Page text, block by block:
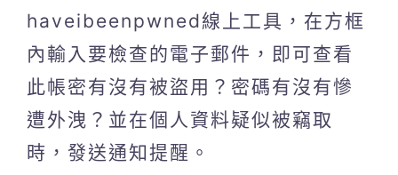
haveibeenpwned線上工具，在方框
內輸入要檢查的電子郵件，即可查看
此帳密有沒有被盜用？密碼有沒有慘
遭外洩？並在個人資料疑似被竊取
時，發送通知提醒。